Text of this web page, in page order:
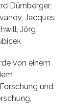
Dürnberger,
Jacques
Jörg
von einem
und